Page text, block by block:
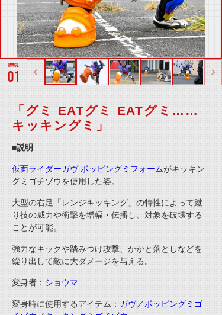
01
「グミ EATグミ EATグミ……
キッキングミ」
■説明
仮面ライダーガヴ ポッピングミフォームがキッキン
グミゴチゾウを使用した姿。
大型の右足「レンジキッキング」の特性によって蹴
り技の威力や衝撃を増幅・伝播し、対象を破壊する
ことが可能。
強力なキックや踏みつけ攻撃、かかと落としなどを
繰り出して敵に大ダメージを与える。
変身者： ショウマ
変身時に使用するアイテム： ガヴ／ポッピングミゴ